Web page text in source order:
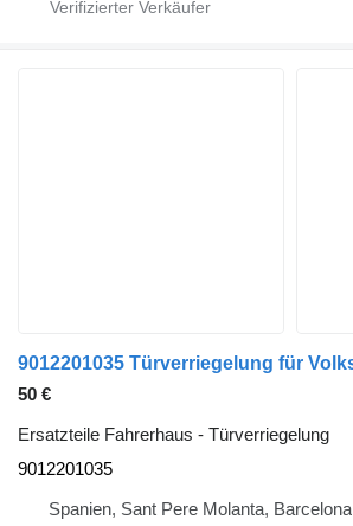
50 €
Ersatzteile Fahrerhaus - Türverriegelung
9012201035
Spanien, Sant Pere Molanta, Barcelona